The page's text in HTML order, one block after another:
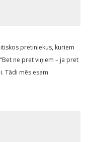
pretiniekus, kuriem
ne pret viņiem – ja pret
Tādi mēs esam